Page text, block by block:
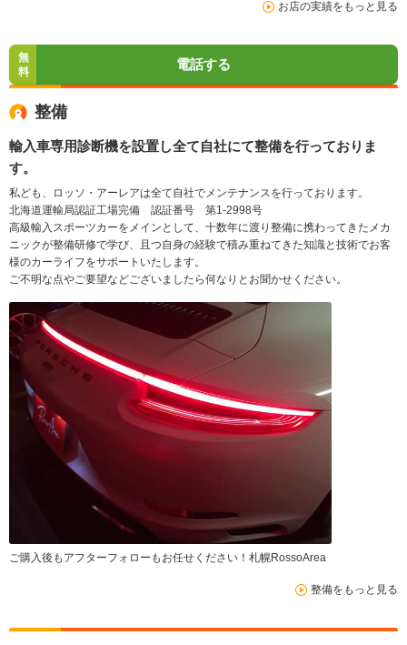
お店の実績をもっと見る
無
料
電話する
整備
輸入車専用診断機を設置し全て自社にて整備を行っておりま
す。
私ども、ロッソ・アーレアは全て自社でメンテナンスを行っております。
北海道運輸局認証工場完備 認証番号 第1-2998号
高級輸入スポーツカーをメインとして、十数年に渡り整備に携わってきたメカ
ニックが整備研修で学び、且つ自身の経験で積み重ねてきた知識と技術でお客
様のカーライフをサポートいたします。
ご不明な点やご要望などございましたら何なりとお聞かせください。
ご購入後もアフターフォローもお任せください！札幌RossoArea
整備をもっと見る